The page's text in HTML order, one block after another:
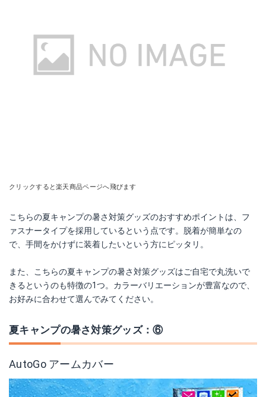
クリックすると楽天商品ページへ飛びます
こちらの夏キャンプの暑さ対策グッズのおすすめポイントは、フ
ァスナータイプを採用しているという点です。脱着が簡単なの
で、手間をかけずに装着したいという方にピッタリ。
また、こちらの夏キャンプの暑さ対策グッズはご自宅で丸洗いで
きるというのも特徴の1つ。カラーバリエーションが豊富なので、
お好みに合わせて選んでみてください。
夏キャンプの暑さ対策グッズ：⑥
AutoGo アームカバー